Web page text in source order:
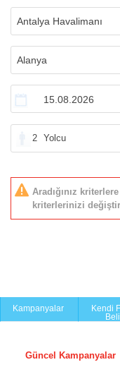
2 Yolcu
Aradığınız
kriterlerinizi
Kampanyalar
Kendi
Güncel Kampanyalar